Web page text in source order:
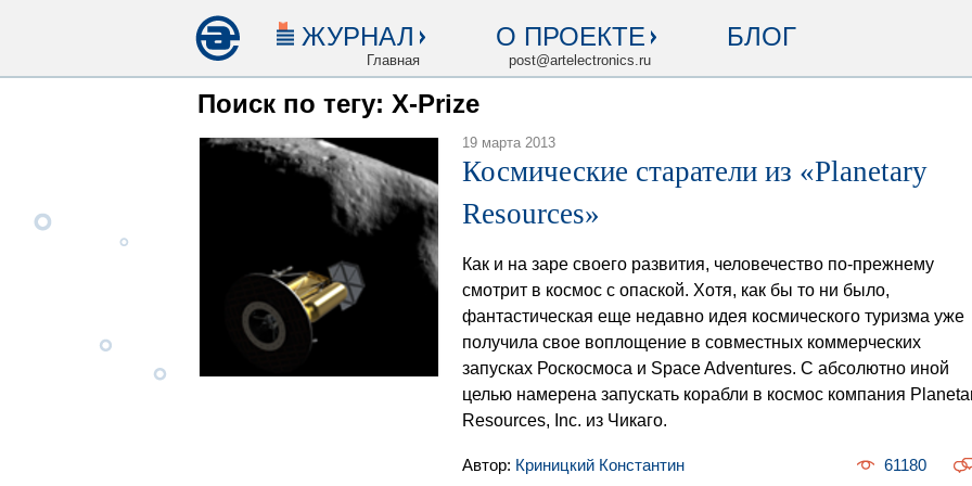
ЖУРНАЛ
Главная
О ПРОЕКТЕ
post@artelectronics.ru
БЛОГ
Поиск по тегу: X-Prize
19 марта 2013
Космические старатели из «Planetary
Resources»
Как и на заре своего развития, человечество по-прежнему
смотрит в космос с опаской. Хотя, как бы то ни было,
фантастическая еще недавно идея космического туризма уже
получила свое воплощение в совместных коммерческих
запусках Роскосмоса и Space Adventures. С абсолютно иной
целью намерена запускать корабли в космос компания
Resources, Inc. из Чикаго.
Автор: Криницкий Константин 61180